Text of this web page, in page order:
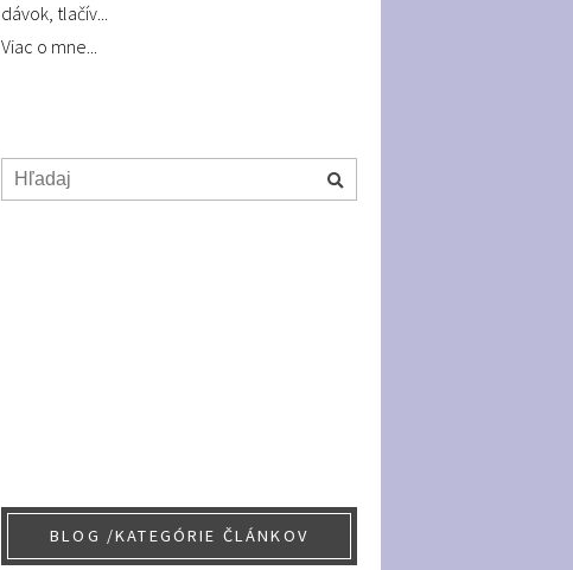
dávok, tlačív...
Viac o mne...
BLOG /KATEGÓRIE ČLÁNKOV